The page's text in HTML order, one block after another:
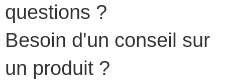
questions ?
Besoin d'un conseil sur
un produit ?